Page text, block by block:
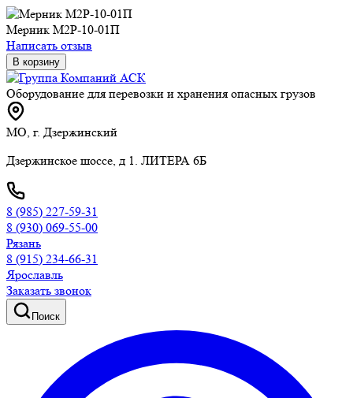
Мерник М2Р-10-01П
Написать отзыв
В корзину
Оборудование для перевозки и хранения опасных грузов
МО, г. Дзержинский
Дзержинское шоссе, д 1. ЛИТЕРА 6Б
8 (985) 227-59-31
8 (930) 069-55-00
Рязань
8 (915) 234-66-31
Ярославль
Заказать звонок
Поиск